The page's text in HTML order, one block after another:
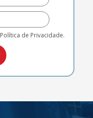
Política de Privacidade.